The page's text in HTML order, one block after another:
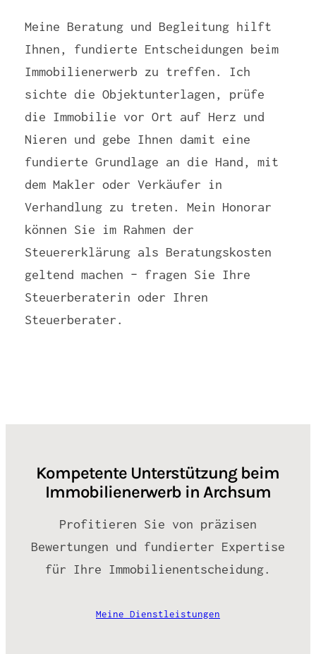
Meine Beratung und Begleitung hilft
Ihnen, fundierte Entscheidungen beim
Immobilienerwerb zu treffen. Ich
sichte die Objektunterlagen, prüfe
die Immobilie vor Ort auf Herz und
Nieren und gebe Ihnen damit eine
fundierte Grundlage an die Hand, mit
dem Makler oder Verkäufer in
Verhandlung zu treten. Mein Honorar
können Sie im Rahmen der
Steuererklärung als Beratungskosten
geltend machen – fragen Sie Ihre
Steuerberaterin oder Ihren
Steuerberater.
Kompetente Unterstützung beim
Immobilienerwerb in Archsum
Profitieren Sie von präzisen
Bewertungen und fundierter Expertise
für Ihre Immobilienentscheidung.
Meine Dienstleistungen